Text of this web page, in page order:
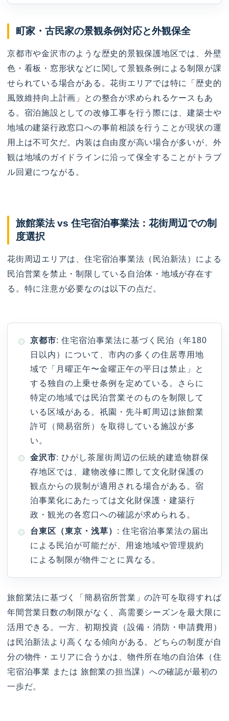
町家・古民家の景観条例対応と外観保全
京都市や金沢市のような歴史的景観保護地区では、外壁
色・看板・窓形状などに関して景観条例による制限が課
せられている場合がある。花街エリアでは特に「歴史的
風致維持向上計画」との整合が求められるケースもあ
る。宿泊施設としての改修工事を行う際には、建築士や
地域の建築行政窓口への事前相談を行うことが現状の運
用上は不可欠だ。内装は自由度が高い場合が多いが、外
観は地域のガイドラインに沿って保全することがトラブ
ル回避につながる。
旅館業法 vs 住宅宿泊事業法：花街周辺での制
度選択
花街周辺エリアは、住宅宿泊事業法（民泊新法）による
民泊営業を禁止・制限している自治体・地域が存在す
る。特に注意が必要なのは以下の点だ。
京都市: 住宅宿泊事業法に基づく民泊（年180
日以内）について、市内の多くの住居専用地
域で「月曜正午〜金曜正午の平日は禁止」と
する独自の上乗せ条例を定めている。さらに
特定の地域では民泊営業そのものを制限して
いる区域がある。祇園・先斗町周辺は旅館業
許可（簡易宿所）を取得している施設が多
い。
金沢市: ひがし茶屋街周辺の伝統的建造物群保
存地区では、建物改修に際して文化財保護の
観点からの規制が適用される場合がある。宿
泊事業化にあたっては文化財保護・建築行
政・観光の各窓口への確認が求められる。
台東区（東京・浅草） : 住宅宿泊事業法の届出
による民泊が可能だが、用途地域や管理規約
による制限が物件ごとに異なる。
旅館業法に基づく「簡易宿所営業」の許可を取得すれば
年間営業日数の制限がなく、高需要シーズンを最大限に
活用できる。一方、初期投資（設備・消防・申請費用）
は民泊新法より高くなる傾向がある。どちらの制度が自
分の物件・エリアに合うかは、物件所在地の自治体（住
宅宿泊事業 または 旅館業の担当課）への確認が最初の
一歩だ。